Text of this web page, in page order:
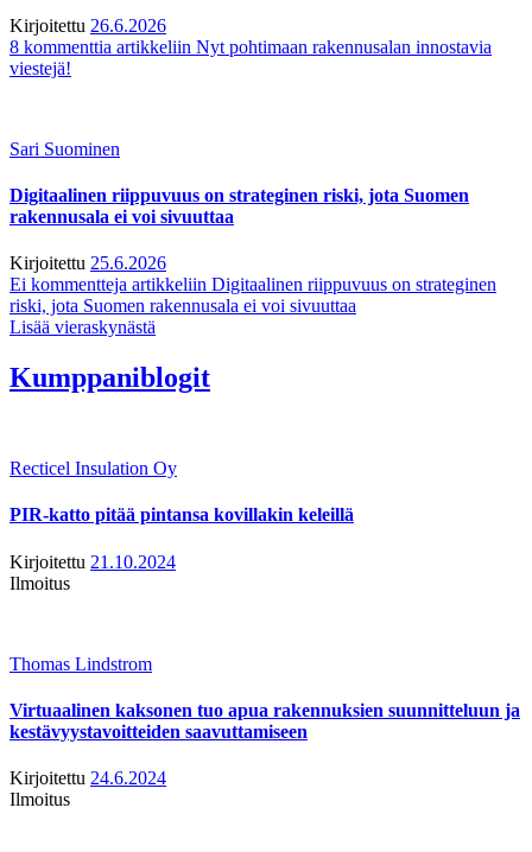
Kirjoitettu 26.6.2026
8 kommenttia artikkeliin Nyt pohtimaan rakennusalan innostavia
viestejä!
Sari Suominen
Digitaalinen riippuvuus on strateginen riski, jota Suomen
rakennusala ei voi sivuuttaa
Kirjoitettu 25.6.2026
Ei kommentteja artikkeliin Digitaalinen riippuvuus on strateginen
riski, jota Suomen rakennusala ei voi sivuuttaa
Lisää vieraskynästä
Kumppaniblogit
Recticel Insulation Oy
PIR-katto pitää pintansa kovillakin keleillä
Kirjoitettu 21.10.2024
Ilmoitus
Thomas Lindstrom
Virtuaalinen kaksonen tuo apua rakennuksien suunnitteluun ja
kestävyystavoitteiden saavuttamiseen
Kirjoitettu 24.6.2024
Ilmoitus